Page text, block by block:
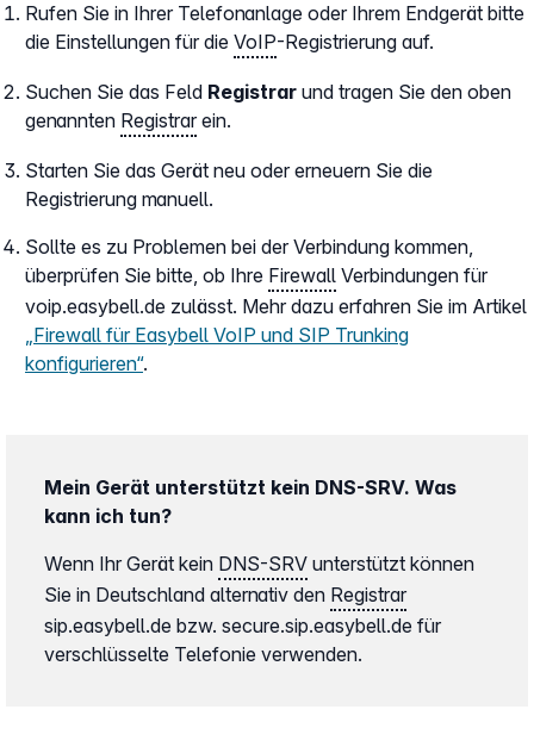
Rufen Sie in Ihrer Telefonanlage oder Ihrem Endgerät bitte
die Einstellungen für die VoIP-Registrierung auf.
Suchen Sie das Feld Registrar und tragen Sie den oben
genannten Registrar ein.
Starten Sie das Gerät neu oder erneuern Sie die
Registrierung manuell.
Sollte es zu Problemen bei der Verbindung kommen,
überprüfen Sie bitte, ob Ihre Firewall Verbindungen für
voip.easybell.de zulässt. Mehr dazu erfahren Sie im Artikel
„Firewall für Easybell VoIP und SIP Trunking
konfigurieren“.
Mein Gerät unterstützt kein DNS-SRV. Was
kann ich tun?
Wenn Ihr Gerät kein DNS-SRV unterstützt können
Sie in Deutschland alternativ den Registrar
sip.easybell.de bzw. secure.sip.easybell.de für
verschlüsselte Telefonie verwenden.